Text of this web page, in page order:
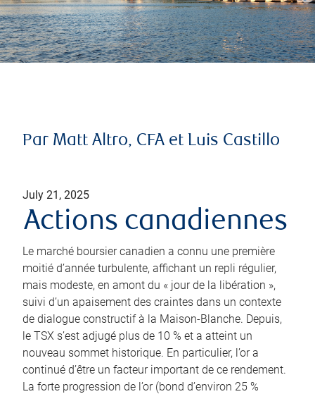
Par Matt Altro, CFA et Luis Castillo
July 21, 2025
Actions canadiennes
Le marché boursier canadien a connu une première
moitié d’année turbulente, affichant un repli régulier,
mais modeste, en amont du « jour de la libération »,
suivi d’un apaisement des craintes dans un contexte
de dialogue constructif à la Maison-Blanche. Depuis,
le TSX s’est adjugé plus de 10 % et a atteint un
nouveau sommet historique. En particulier, l’or a
continué d’être un facteur important de ce rendement.
La forte progression de l’or (bond d’environ 25 %